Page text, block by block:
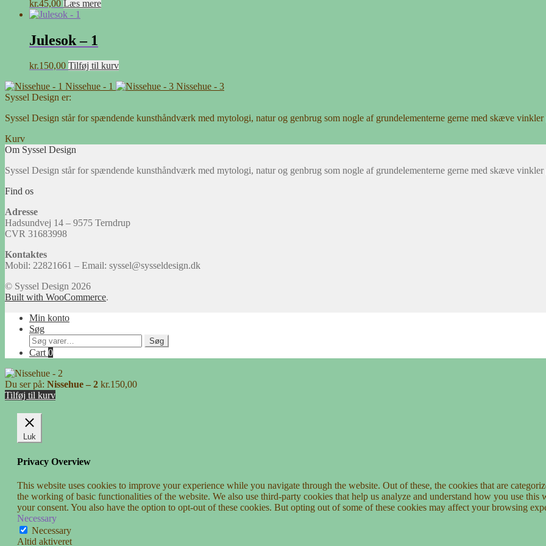
kr.45,00 Læs mere
Julesok – 1
kr.150,00 Tilføj til kurv
Nissehue - 1
Nissehue - 3
Syssel Design er:
Syssel Design står for spændende kunsthåndværk med mytologi, natur og genbrug som nogle af grundelementerne gerne med skæve vinkler
Kurv
Om Syssel Design
Syssel Design står for spændende kunsthåndværk med mytologi, natur og genbrug som nogle af grundelementerne gerne med skæve vinkler
Find os
Adresse
Hadsundvej 14 – 9575 Terndrup
CVR 31683998
Kontaktes
Mobil: 22821661 – Email: syssel@sysseldesign.dk
© Syssel Design 2026
Built with WooCommerce.
Min konto
Søg
Søg
efter:
Søg
Cart0
Du ser på: Nissehue – 2 kr.150,00
Tilføj til kurv
Luk
Privacy Overview
This website uses cookies to improve your experience while you navigate through the website. Out of these, the cookies that are
the working of basic functionalities of the website. We also use third-party cookies that help us analyze and understand how you use
your consent. You also have the option to opt-out of these cookies. But opting out of some of these cookies may affect your browsing
Necessary
Necessary
Altid aktiveret